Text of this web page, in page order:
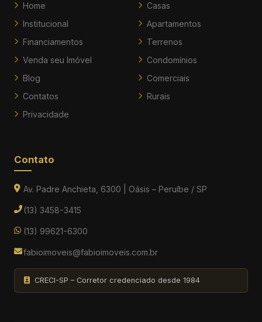
Home
Institucional
Financiamentos
Venda seu Imóvel
Blog
Contatos
Privacidade
Casas
Apartamentos
Terrenos
Condomínios
Comerciais
Rurais
Contato
Av. Padre Anchieta, 6300 | Oásis – Peruíbe / SP
(13) 3458-3415
(13) 99621-6300
fabioimoveis@fabioimoveis.com.br
CRECI-SP – Corretor credenciado desde 1984